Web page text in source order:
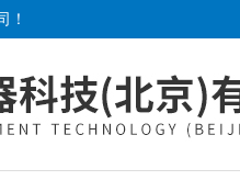
！